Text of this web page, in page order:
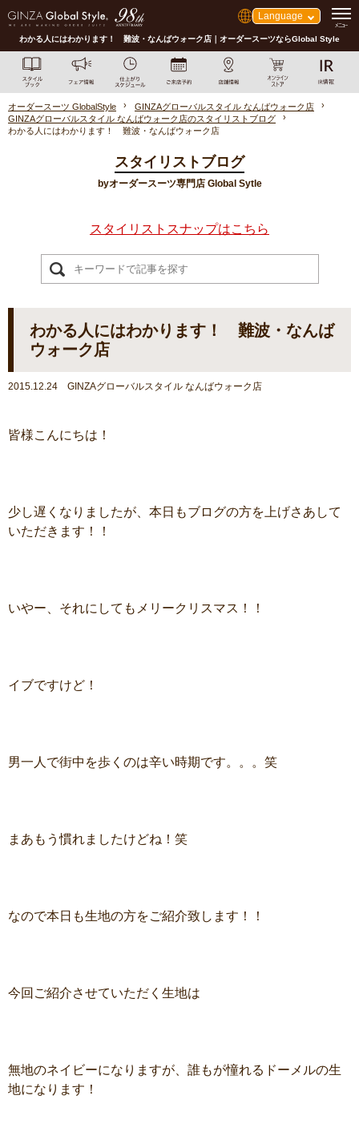
Language
わかる人にはわかります！ 難波・なんばウォーク店｜オーダースーツならGlobal Style
オーダースーツ GlobalStyle
GINZAグローバルスタイル なんばウォーク店
GINZAグローバルスタイル なんばウォーク店のスタイリストブログ
わかる人にはわかります！ 難波・なんばウォーク店
スタイリストブログ
byオーダースーツ専門店 Global Sytle
スタイリストスナップはこちら
わかる人にはわかります！ 難波・なんば
ウォーク店
2015.12.24 GINZAグローバルスタイル なんばウォーク店
皆様こんにちは！
少し遅くなりましたが、本日もブログの方を上げさあして
いただきます！！
いやー、それにしてもメリークリスマス！！
イブですけど！
男一人で街中を歩くのは辛い時期です。。。笑
まあもう慣れましたけどね！笑
なので本日も生地の方をご紹介致します！！
今回ご紹介させていただく生地は
無地のネイビーになりますが、誰もが憧れるドーメルの生
地になります！